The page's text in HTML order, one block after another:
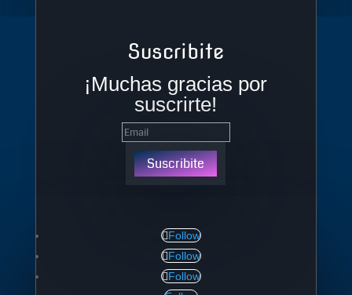
Suscribite
¡Muchas gracias por
suscrirte!
Suscribite
Follow
Follow
Follow